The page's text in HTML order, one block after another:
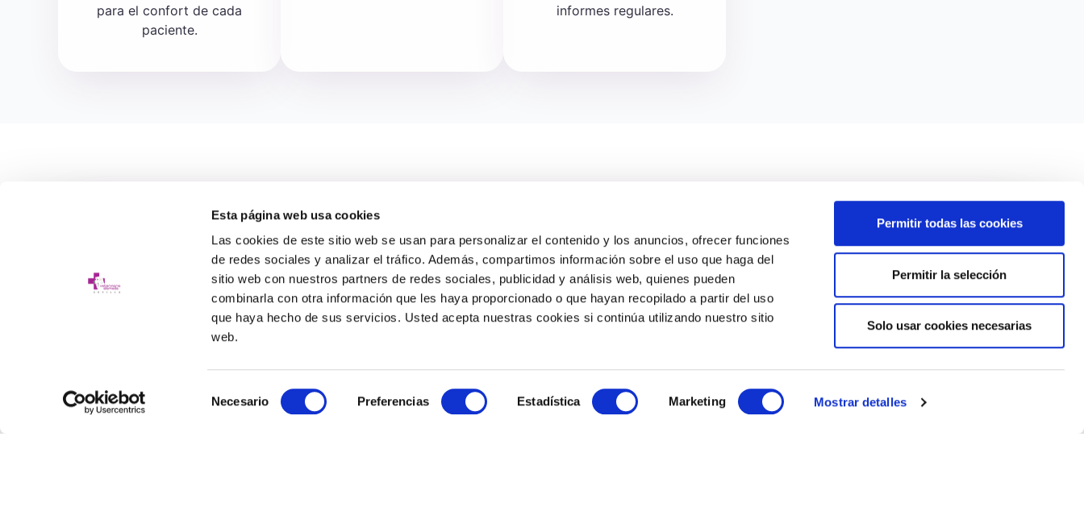
Esta página web usa cookies
Las cookies de este sitio web se usan para personalizar el contenido y los anuncios, ofrecer funciones
de redes sociales y analizar el tráfico. Además, compartimos información sobre el uso que haga del
sitio web con nuestros partners de redes sociales, publicidad y análisis web, quienes pueden
combinarla con otra información que les haya proporcionado o que hayan recopilado a partir del uso
que haya hecho de sus servicios. Usted acepta nuestras cookies si continúa utilizando nuestro sitio
web.
de
Necesario Preferencias Estadística Marketing Mostrar detalles
Permitir todas las cookies
Permitir la selección
Solo usar cookies necesarias
para el confort de cada
paciente.
informes regulares.
¿Necesitas una cita para tu mascota?
Estamos en el corazón de Sevilla. Llámanos o solicita tu cita online.